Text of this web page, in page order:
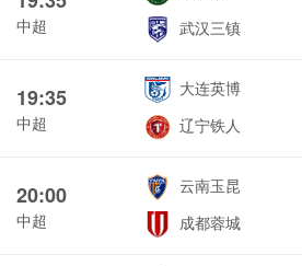
中超
武汉三镇
19:35
中超
大连英博
辽宁铁人
20:00
中超
云南玉昆
成都蓉城